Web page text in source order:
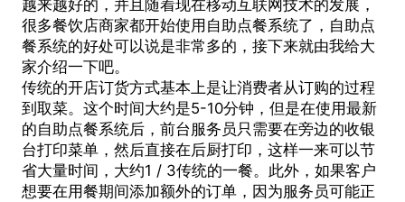
越来越好的，并且随着现在移动互联网技术的发展，
很多餐饮店商家都开始使用 自助点餐系统了，自助点
餐系统的好处可以说是非常多的，接下来就由我给大
家介绍一下吧。
传统的开店订货方式基本上是让消费者从订购的过程
到取菜。这个时间大约是5-10分钟，但是在使用最新
的自助点餐系统后，前台服务员只需要在旁边的收银
台打印菜单，然后直接在后厨打印，这样一来可以节
省大量时间，大约1 / 3传统的一餐。此外，如果客户
想要在用餐期间添加额外的订单，因为服务员可能正